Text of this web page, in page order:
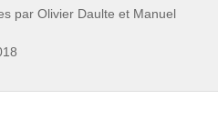
par Olivier Daulte et Manuel